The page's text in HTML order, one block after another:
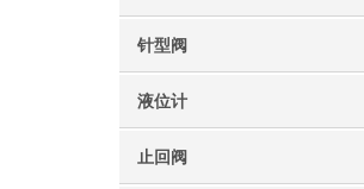
针型阀
液位计
止回阀